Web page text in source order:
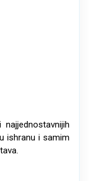
ishranu i samim